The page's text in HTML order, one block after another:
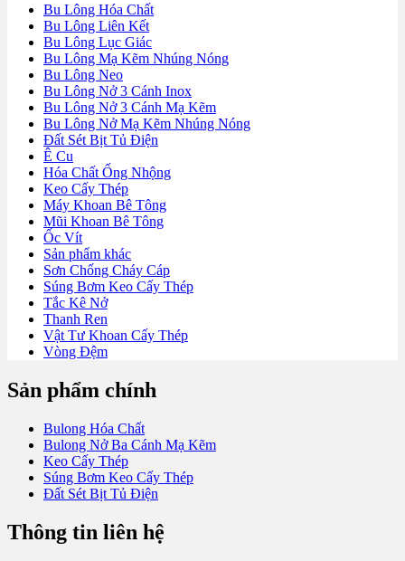
Bu Lông Hóa Chất
Bu Lông Liên Kết
Bu Lông Lục Giác
Bu Lông Mạ Kẽm Nhúng Nóng
Bu Lông Neo
Bu Lông Nở 3 Cánh Inox
Bu Lông Nở 3 Cánh Mạ Kẽm
Bu Lông Nở Mạ Kẽm Nhúng Nóng
Đất Sét Bịt Tủ Điện
Ê Cu
Hóa Chất Ống Nhộng
Keo Cấy Thép
Máy Khoan Bê Tông
Mũi Khoan Bê Tông
Ốc Vít
Sản phẩm khác
Sơn Chống Cháy Cáp
Súng Bơm Keo Cấy Thép
Tắc Kê Nở
Thanh Ren
Vật Tư Khoan Cấy Thép
Vòng Đệm
Sản phẩm chính
Bulong Hóa Chất
Bulong Nở Ba Cánh Mạ Kẽm
Keo Cấy Thép
Súng Bơm Keo Cấy Thép
Đất Sét Bịt Tủ Điện
Thông tin liên hệ